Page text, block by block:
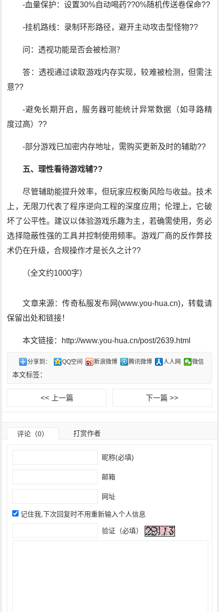
-血量保护：设置30%自动喝药??0%随机传送卷保命??
-挂机路线：录制环形路径，避开主动攻击型怪物??
问：透视功能是否会被检测？
答：透视通过读取游戏内存实现，较难被检测，但需注
意??
-避免长期开启，服务器可能统计异常数据（如寻路精
度过高）??
-部分游戏已加密内存地址，需购买更新及时的辅助??
五、理性看待游戏辅??
尽管辅助能提升效率，但玩家应权衡风险与收益。技术
上，无限刀代表了程序逆向工程的深度应用；伦理上，它破
坏了公平性。建议以体验游戏乐趣为主，若确需使用，务必
选择隐蔽性强的工具并控制使用频率。游戏厂商的反作弊技
术仍在升级，合规操作才是长久之计??
（全文约1000字）
文章来源：传奇私服发布网(www.you-hua.cn)，转载请
保留出处和链接！
本文链接：http://www.you-hua.cn/post/2639.html
分享到： QQ空间 新浪微博 腾讯微博 人人网 微信
本文标签：
<< 上一篇 下一篇 >>
评论（0） 打赏作者
昵称(必填)
邮箱
网址
记住我,下次回复时不用重新输入个人信息
验证（必填）